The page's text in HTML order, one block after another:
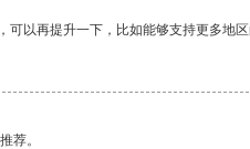
以再提升一下，比如能够支持更多地区
荐。